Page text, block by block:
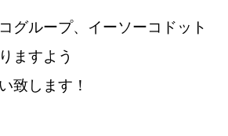
グループ、イーソーコドット
ますよう
致します！